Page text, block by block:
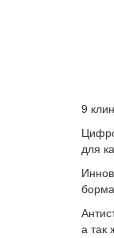
9
для
а так